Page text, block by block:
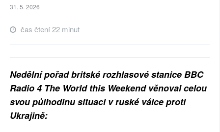
31. 5. 2026
čas čtení 22 minut
Nedělní pořad britské rozhlasové stanice BBC
Radio 4 The World this Weekend věnoval celou
svou půlhodinu situaci v ruské válce proti
Ukrajině: